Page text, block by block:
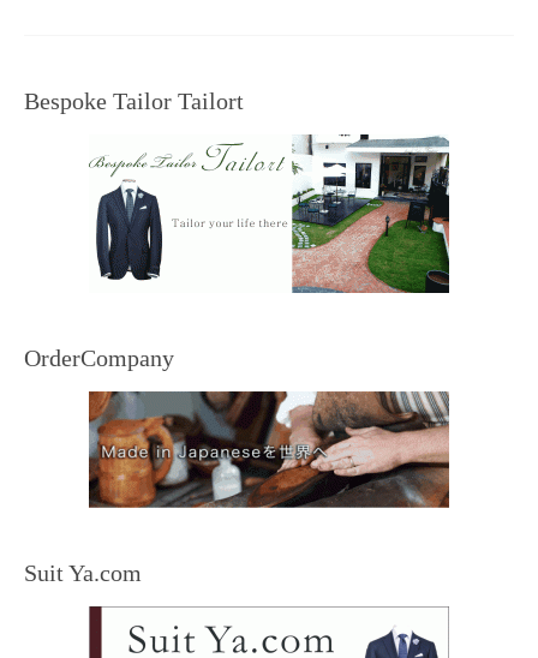
Bespoke Tailor Tailort
OrderCompany
Suit Ya.com